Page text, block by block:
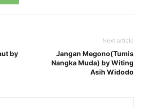
by
Next article
Jangan Megono(Tumis
Nangka Muda) by Witing
Asih Widodo